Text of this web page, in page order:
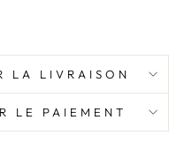
LA LIVRAISON
LE PAIEMENT